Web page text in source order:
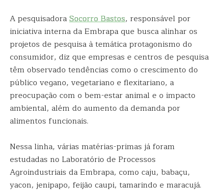
A pesquisadoraSocorro Bastos, responsável por
iniciativa interna da Embrapa que busca alinhar os
projetos de pesquisa à temática protagonismo do
consumidor, diz que empresas e centros de pesquisa
têm observado tendências como o crescimento do
público vegano, vegetariano e flexitariano, a
preocupação com o bem-estar animal e o impacto
ambiental, além do aumento da demanda por
alimentos funcionais.
Nessa linha, várias matérias-primas já foram
estudadas no Laboratório de Processos
Agroindustriais da Embrapa, como caju, babaçu,
yacon, jenipapo, feijão caupi, tamarindo e maracujá.